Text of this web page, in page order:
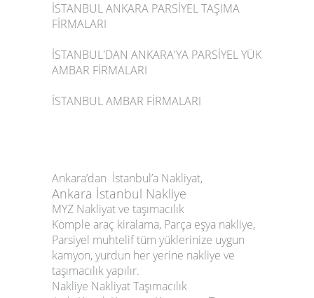
İSTANBUL ANKARA PARSİYEL TAŞIMA
FİRMALARI
İSTANBUL'DAN ANKARA'YA PARSİYEL YÜK
AMBAR FİRMALARI
İSTANBUL AMBAR FİRMALARI
Ankara’dan İstanbul’a Nakliyat,
Ankara İstanbul Nakliye
MYZ Nakliyat ve taşımacılık
Komple araç kiralama, Parça eşya nakliye,
Parsiyel muhtelif tüm yüklerinize uygun
kamyon, yurdun her yerine nakliye ve
taşımacılık yapılır.
Nakliye Nakliyat Taşımacılık